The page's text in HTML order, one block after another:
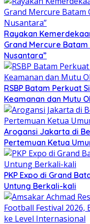
Rayakan
Grand Mercure
Nusantara”
RSBP Batam Perkuat
Keamanan dan Mutu
Arogansi Jakarta di
Pertemuan Ketua
PKP Expo di Grand
Untung Berkali-kali